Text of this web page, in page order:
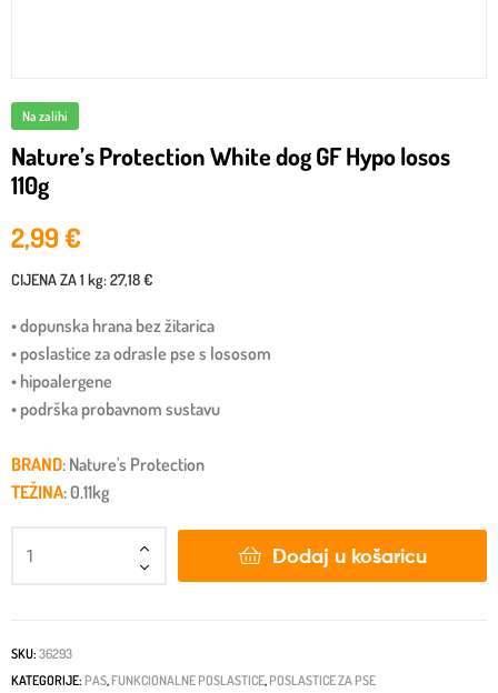
Na zalihi
Nature’s Protection White dog GF Hypo losos
110g
2,99€
CIJENA ZA1 kg:27,18 €
• dopunska hrana bez žitarica
• poslastice za odrasle pse s lososom
• hipoalergene
• podrška probavnom sustavu
BRAND: Nature's Protection
TEŽINA: 0.11kg
Dodaj u košaricu
SKU: 36293
KATEGORIJE: PAS, FUNKCIONALNE POSLASTICE, POSLASTICE ZA PSE